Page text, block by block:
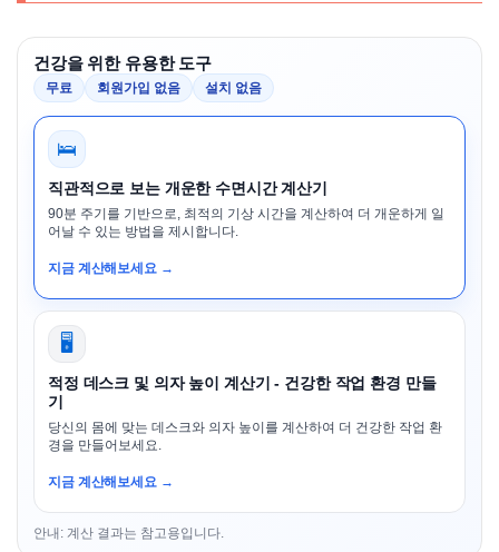
건강을 위한 유용한 도구
무료 회원가입 없음 설치 없음
🛌
직관적으로 보는 개운한 수면시간 계산기
90분 주기를 기반으로, 최적의 기상 시간을 계산하여 더 개운하게 일
어날 수 있는 방법을 제시합니다.
지금 계산해보세요 →
🖥️
적정 데스크 및 의자 높이 계산기 - 건강한 작업 환경 만들
기
당신의 몸에 맞는 데스크와 의자 높이를 계산하여 더 건강한 작업 환
경을 만들어보세요.
지금 계산해보세요 →
안내: 계산 결과는 참고용입니다.